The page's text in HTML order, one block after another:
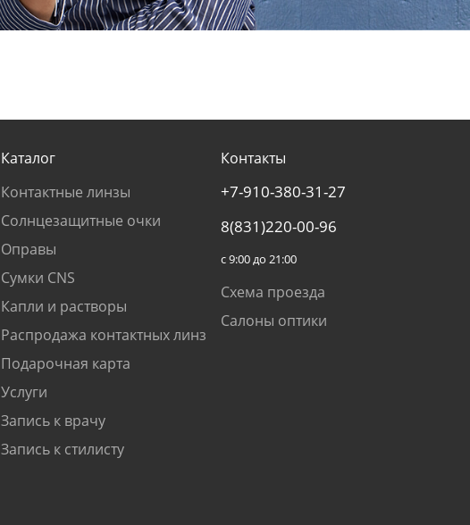
Каталог
Контактные линзы
Солнцезащитные очки
Оправы
Сумки CNS
Капли и растворы
Распродажа контактных линз
Подарочная карта
Услуги
Запись к врачу
Запись к стилисту
Контакты
+7-910-380-31-27
8(831)220-00-96
с 9:00 до 21:00
Схема проезда
Салоны оптики